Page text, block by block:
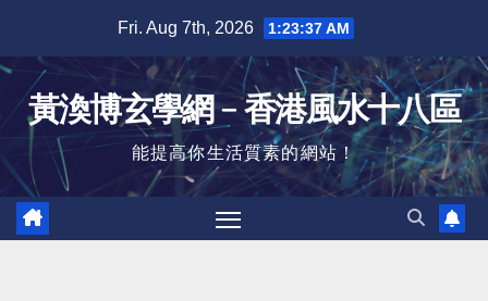
content
Fri. Aug 7th, 2026 1:23:38 AM
黃渙博玄學網﹣香港風水十八區
能提高你生活質素的網站！